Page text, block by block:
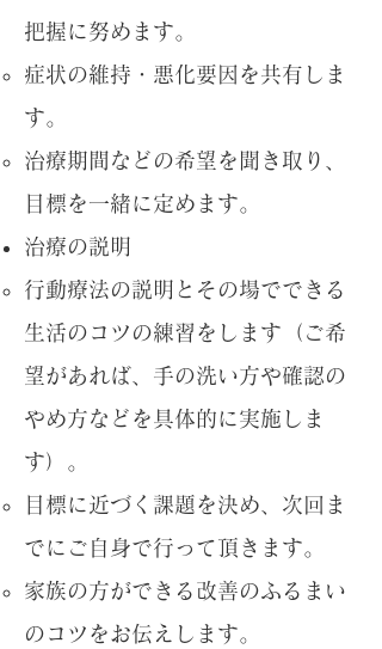
把握に努めます。
症状の維持・悪化要因を共有しま
す。
治療期間などの希望を聞き取り、
目標を一緒に定めます。
​​治療の説明
行動療法の説明とその場でできる
生活のコツの練習をします（ご希
望があれば、手の洗い方や確認の
やめ方などを具体的に実施しま
す）。
目標に近づく課題を決め、次回ま
でにご自身で行って頂きます。
​家族の方ができる改善のふるまい
のコツをお伝えします。